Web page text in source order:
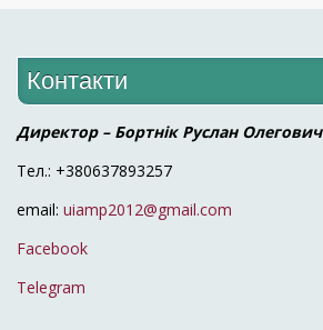
Контакти
Директор – Бортнік Руслан Олегович
Тел.: +380637893257
email: uiamp2012@gmail.com
Facebook
Telegram